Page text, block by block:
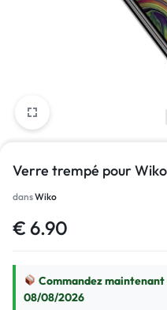
Verre trempé pour
dansWiko
€ 6.90
Commandez
08/08/2026